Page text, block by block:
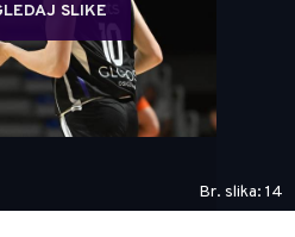
SLIKE
Br. slika: 14